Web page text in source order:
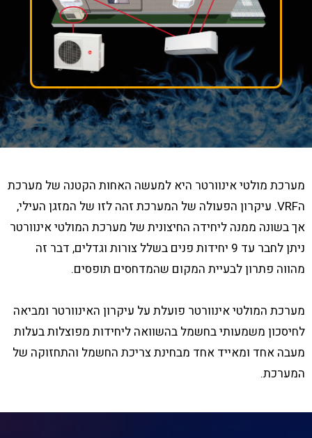
מערכת מולטי אינוורטר היא למעשה האחות הקטנה של מערכת
הVRF. עיקרון הפעולה של המערכת זהה לזו של המזגן העילי,
אך בשונה ממנה ליחידה החיצונית של מערכת המולטי אינוורטר
ניתן לחבר עד 9 יחידות פנים בשלל צורות וגדלים, דבר זה
מהווה פתרון לבעיית המקום שהמדחסים תופסים.
מערכת המולטי אינוורטר פועלת על עיקרון האינוורטר ומביאה
לחיסכון משמעותי בחשמל בהשוואה ליחידות מפוצלות בעלות
מעבה אחד ומאייד אחד מבחינת צריכת החשמל והתחזוקה של
המערכת.